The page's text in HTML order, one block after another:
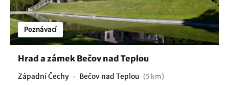
Poznávací
Hrad a zámek Bečov nad Teplou
Západní Čechy Bečov nad Teplou (5 km)